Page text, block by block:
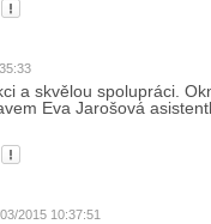
a skvělou spolupráci.
Eva Jarošová
2015 10:37:51